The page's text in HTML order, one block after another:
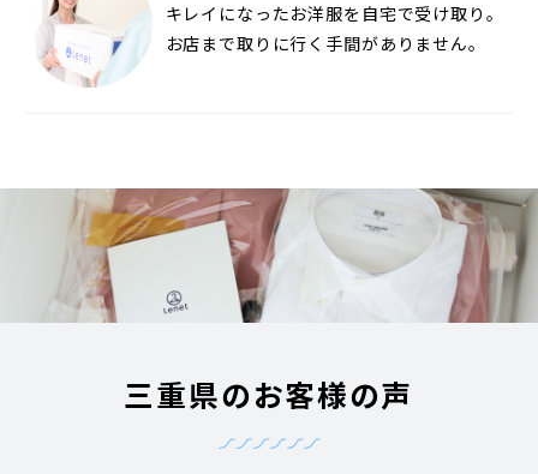
キレイになったお洋服を自宅で受け取り。
お店まで取りに行く手間がありません。
三重県のお客様の声